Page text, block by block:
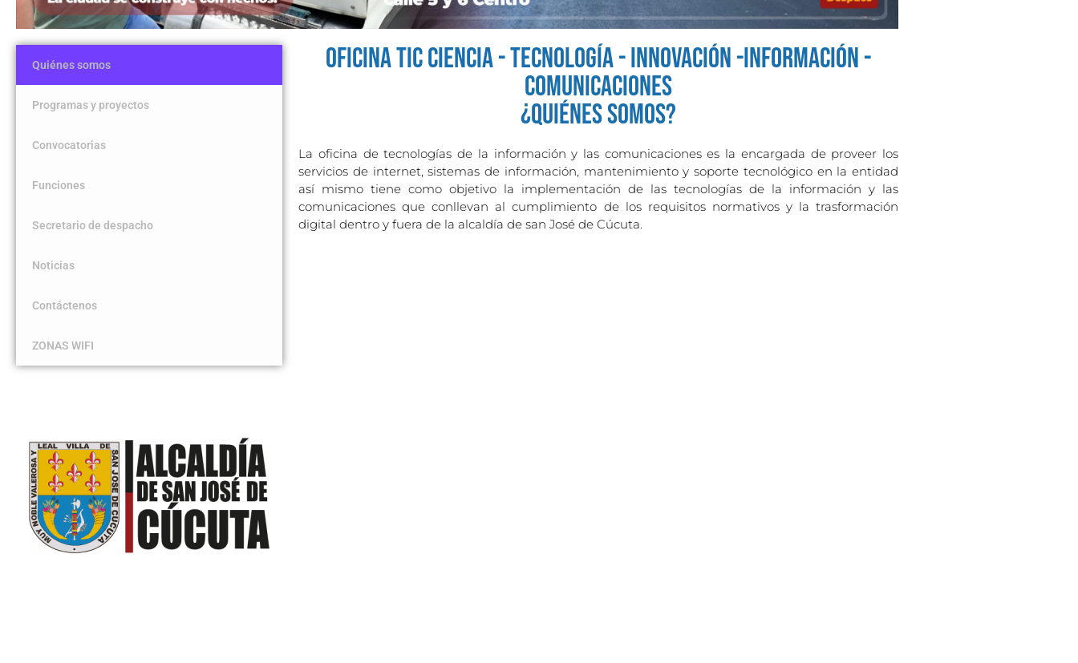
Quiénes somos
Programas y proyectos
Convocatorias
Funciones
Secretario de despacho
Noticias
Contáctenos
ZONAS WIFI
OFICINA TIC CIENCIA - TECNOLOGÍA - INNOVACIÓN -INFORMACIÓN -
COMUNICACIONES
¿QUIÉNES SOMOS?
La oficina de tecnologías de la información y las comunicaciones es la encargada de proveer los
servicios de internet, sistemas de información, mantenimiento y soporte tecnológico en la entidad
así mismo tiene como objetivo la implementación de las tecnologías de la información y las
comunicaciones que conllevan al cumplimiento de los requisitos normativos y la trasformación
digital dentro y fuera de la alcaldía de san José de Cúcuta.